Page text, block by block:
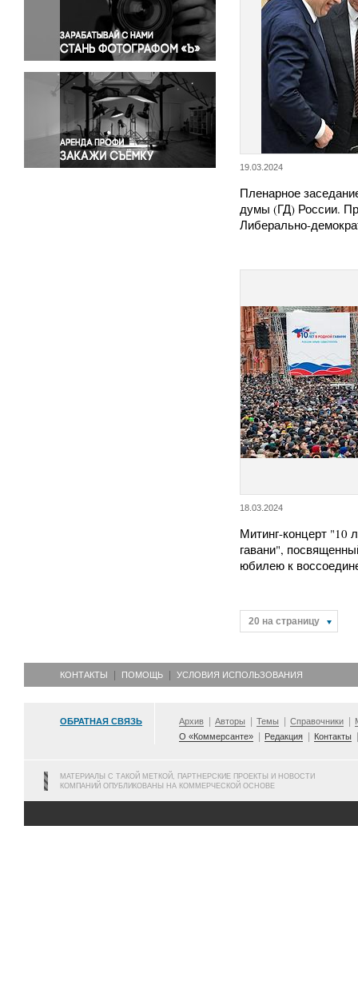
Правосудие
Происшествия и конфликты
Религия
Светская жизнь
Спорт
Экология
Экономика и бизнес
19.03.2024
Пленарное
думы (ГД) России.
Либерально-
18.03.2024
Митинг-концерт "10
гавани",
юбилею к
20 на страницу
КОНТАКТЫ ПОМОЩЬ УСЛОВИЯ ИСПОЛЬЗОВАНИЯ
ОБРАТНАЯ СВЯЗЬ Архив Авторы Темы Справочники
О «Коммерсанте»
Редакция Контакты
МАТЕРИАЛЫ С ТАКОЙ МЕТКОЙ, ПАРТНЕРСКИЕ ПРОЕКТЫ И НОВОСТИ
КОМПАНИЙ ОПУБЛИКОВАНЫ НА КОММЕРЧЕСКОЙ ОСНОВЕ